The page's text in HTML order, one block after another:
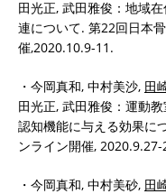
田光正, 武田雅俊：地域
連について. 第22回日本
催,2020.10.9-11.
・今岡真和, 中村美沙, 田
田光正, 武田雅俊：運動
認知機能に与える効果に
ンライン開催, 2020.9.27-
・今岡真和, 中村美砂, 田